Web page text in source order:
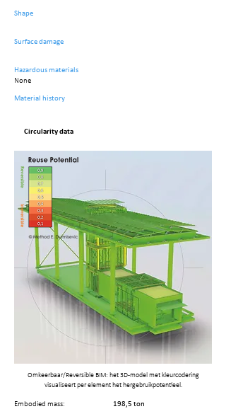
Shape
Surface damage
Hazardous materials
None
Material history
Circularity data
Omkeerbaar/Reversible BIM: het 3D-model met kleurcodering
visualiseert per element het hergebruikpotentieel.
Embodied mass:
198,5 ton